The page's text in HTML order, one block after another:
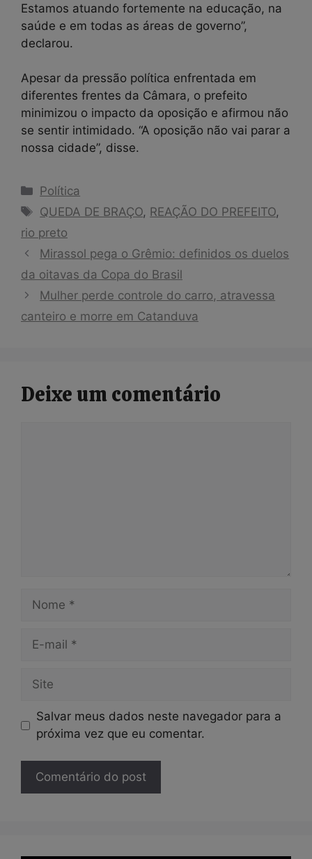
Estamos atuando fortemente na educação, na
saúde e em todas as áreas de governo”,
declarou.
Apesar da pressão política enfrentada em
diferentes frentes da Câmara, o prefeito
minimizou o impacto da oposição e afirmou não
se sentir intimidado. “A oposição não vai parar a
nossa cidade”, disse.
Categorias
Política
Tags
QUEDA DE BRAÇO, REAÇÃO DO PREFEITO,
rio preto
Mirassol pega o Grêmio: definidos os duelos
da oitavas da Copa do Brasil
Mulher perde controle do carro, atravessa
canteiro e morre em Catanduva
Deixe um comentário
Nome
Site
Salvar meus dados neste navegador para a
próxima vez que eu comentar.